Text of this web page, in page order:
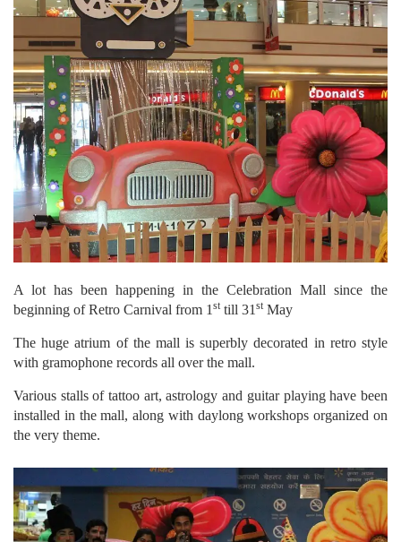
A lot has been happening in the Celebration Mall since the
beginning of Retro Carnival from 1 st till 31 st May
The huge atrium of the mall is superbly decorated in retro style
with gramophone records all over the mall.
Various stalls of tattoo art, astrology and guitar playing have been
installed in the mall, along with daylong workshops organized on
the very theme.